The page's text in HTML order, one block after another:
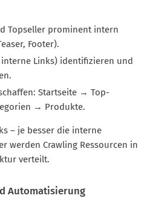
Topseller prominent intern
Footer).
Links) identifizieren und
Startseite → Top-
→ Produkte.
– je besser die interne
werden Crawling Ressourcen in
verteilt.
Automatisierung